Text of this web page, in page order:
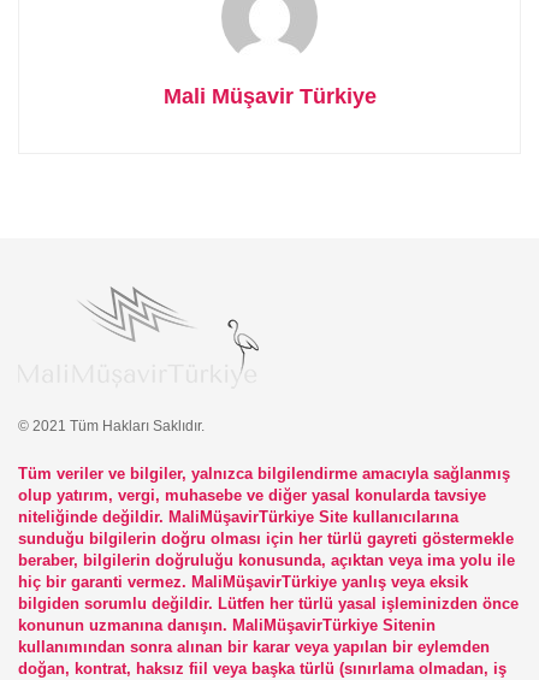
Mali Müşavir Türkiye
© 2021 Tüm Hakları Saklıdır.
Tüm veriler ve bilgiler, yalnızca bilgilendirme amacıyla sağlanmış
olup yatırım, vergi, muhasebe ve diğer yasal konularda tavsiye
niteliğinde değildir. MaliMüşavirTürkiye Site kullanıcılarına
sunduğu bilgilerin doğru olması için her türlü gayreti göstermekle
beraber, bilgilerin doğruluğu konusunda, açıktan veya ima yolu ile
hiç bir garanti vermez. MaliMüşavirTürkiye yanlış veya eksik
bilgiden sorumlu değildir. Lütfen her türlü yasal işleminizden önce
konunun uzmanına danışın. MaliMüşavirTürkiye Sitenin
kullanımından sonra alınan bir karar veya yapılan bir eylemden
doğan, kontrat, haksız fiil veya başka türlü (sınırlama olmadan, iş